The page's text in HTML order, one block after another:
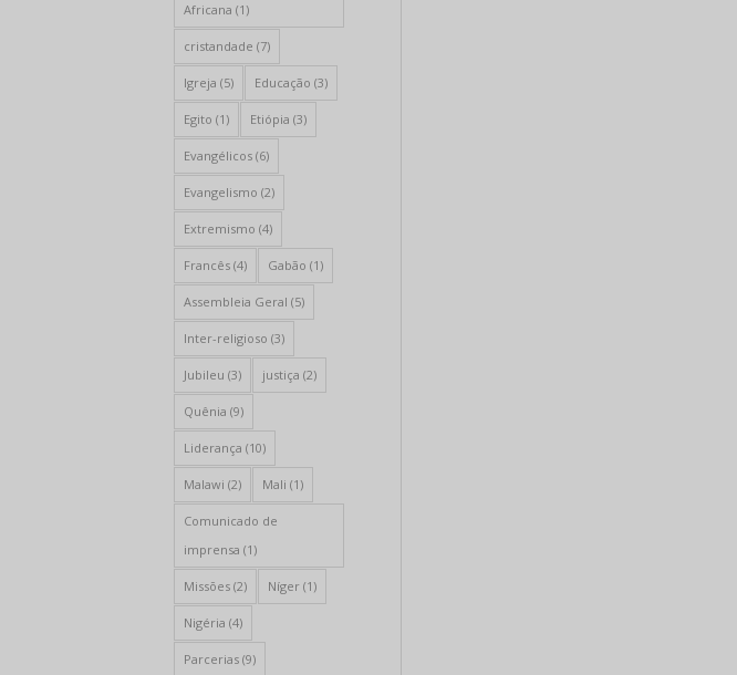
Africana (1)
cristandade (7)
Igreja (5) Educação (3)
Egito (1) Etiópia (3)
Evangélicos (6)
Evangelismo (2)
Extremismo (4)
Francês (4) Gabão (1)
Assembleia Geral (5)
Inter-religioso (3)
Jubileu (3) justiça (2)
Quênia (9)
Liderança (10)
Malawi (2) Mali (1)
Comunicado de
imprensa (1)
Missões (2) Níger (1)
Nigéria (4)
Parcerias (9)